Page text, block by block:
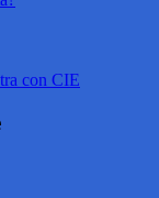
con CIE